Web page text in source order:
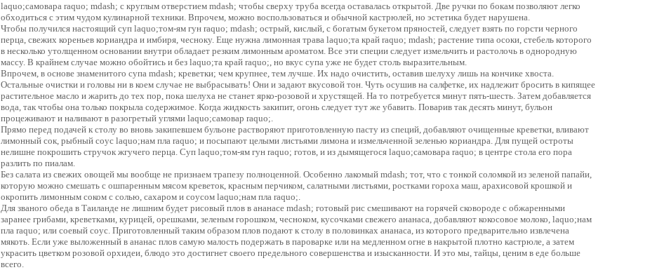
laquo;самовара raquo; mdash; с круглым отверстием mdash; чтобы сверху труба всегда оставалась открытой. Две ручки по бокам позволяют легко
обходиться с этим чудом кулинарной техники. Впрочем, можно воспользоваться и обычной кастрюлей, но эстетика будет нарушена.
Чтобы получился настоящий суп laquo;том-ям гун raquo; mdash; острый, кислый, с богатым букетом пряностей, следует взять по горсти черного
перца, свежих кореньев кориандра и имбиря, чесноку. Еще нужна лимонная трава laquo;та край raquo; mdash; растение типа осоки, стебель которого
в несколько утолщенном основании внутри обладает резким лимонным ароматом. Все эти специи следует измельчить и растолочь в однородную
массу. В крайнем случае можно обойтись и без laquo;та край raquo;, но вкус супа уже не будет столь выразительным.
Впрочем, в основе знаменитого супа mdash; креветки; чем крупнее, тем лучше. Их надо очистить, оставив шелуху лишь на кончике хвоста.
Остальные очистки и головы ни в коем случае не выбрасывать! Они и задают вкусовой тон. Чуть осушив на салфетке, их надлежит бросить в кипящее
растительное масло и жарить до тех пор, пока шелуха не станет ярко-розовой и хрустящей. На то потребуется минут пять-шесть. Затем добавляется
вода, так чтобы она только покрыла содержимое. Когда жидкость закипит, огонь следует тут же убавить. Поварив так десять минут, бульон
процеживают и наливают в разогретый углями laquo;самовар raquo;.
Прямо перед подачей к столу во вновь закипевшем бульоне растворяют приготовленную пасту из специй, добавляют очищенные креветки, вливают
лимонный сок, рыбный соус laquo;нам пла raquo; и посыпают целыми листьями лимона и измельченной зеленью кориандра. Для пущей остроты
нелишне покрошить стручок жгучего перца. Суп laquo;том-ям гун raquo; готов, и из дымящегося laquo;самовара raquo; в центре стола его пора
разлить по пиалам.
Без салата из свежих овощей мы вообще не признаем трапезу полноценной. Особенно лакомый mdash; тот, что с тонкой соломкой из зеленой папайи,
которую можно смешать с ошпаренным мясом креветок, красным перчиком, салатными листьями, ростками гороха маш, арахисовой крошкой и
окропить лимонным соком с солью, сахаром и соусом laquo;нам пла raquo;.
Для званого обеда в Таиланде не лишним будет рисовый плов в ананасе mdash; готовый рис смешивают на горячей сковороде с обжаренными
заранее грибами, креветками, курицей, орешками, зеленым горошком, чесноком, кусочками свежего ананаса, добавляют кокосовое молоко, laquo;нам
пла raquo; или соевый соус. Приготовленный таким образом плов подают к столу в половинках ананаса, из которого предварительно извлечена
мякоть. Если уже выложенный в ананас плов самую малость подержать в пароварке или на медленном огне в накрытой плотно кастрюле, а затем
украсить цветком розовой орхидеи, блюдо это достигнет своего предельного совершенства и изысканности. И это мы, тайцы, ценим в еде больше
всего.